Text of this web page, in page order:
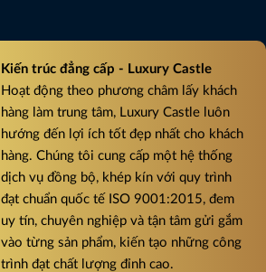
Kiến trúc đẳng cấp - Luxury Castle
Hoạt động theo phương châm lấy khách
hàng làm trung tâm, Luxury Castle luôn
hướng đến lợi ích tốt đẹp nhất cho khách
hàng. Chúng tôi cung cấp một hệ thống
dịch vụ đồng bộ, khép kín với quy trình
đạt chuẩn quốc tế ISO 9001:2015, đem
uy tín, chuyên nghiệp và tận tâm gửi gắm
vào từng sản phẩm, kiến tạo những công
trình đạt chất lượng đỉnh cao.